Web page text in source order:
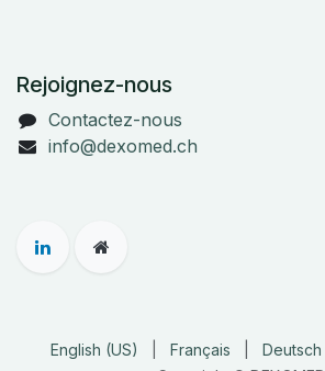
Rejoignez-nous
Contactez-nous
info@dexomed.ch
English (US) Français Deutsch